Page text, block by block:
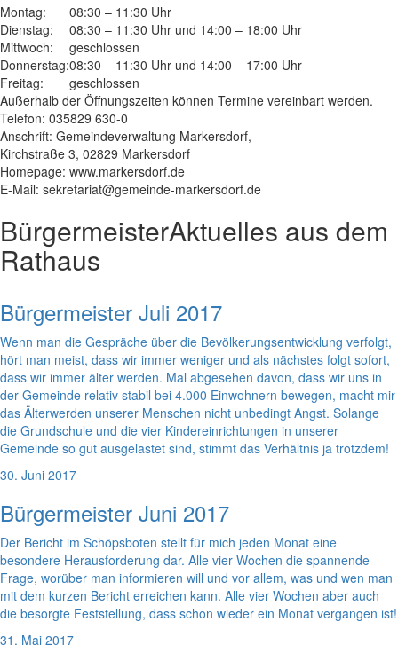
Montag:
08:30 – 11:30 Uhr
Dienstag:
08:30 – 11:30 Uhr und 14:00 – 18:00 Uhr
Mittwoch:
geschlossen
Donnerstag:08:30 – 11:30 Uhr und 14:00 – 17:00 Uhr
Freitag:
geschlossen
Außerhalb der Öffnungszeiten können Termine vereinbart werden.
Telefon: 035829 630-0
Anschrift: Gemeindeverwaltung Markersdorf,
Kirchstraße 3, 02829 Markersdorf
Homepage: www.markersdorf.de
E-Mail: sekretariat@gemeinde-markersdorf.de
BürgermeisterAktuelles aus dem
Rathaus
Bürgermeister Juli 2017
Wenn man die Gespräche über die Bevölkerungsentwicklung verfolgt,
hört man meist, dass wir immer weniger und als nächstes folgt sofort,
dass wir immer älter werden. Mal abgesehen davon, dass wir uns in
der Gemeinde relativ stabil bei 4.000 Einwohnern bewegen, macht mir
das Älterwerden unserer Menschen nicht unbedingt Angst. Solange
die Grundschule und die vier Kindereinrichtungen in unserer
Gemeinde so gut ausgelastet sind, stimmt das Verhältnis ja trotzdem!
30. Juni 2017
Bürgermeister Juni 2017
Der Bericht im Schöpsboten stellt für mich jeden Monat eine
besondere Herausforderung dar. Alle vier Wochen die spannende
Frage, worüber man informieren will und vor allem, was und wen man
mit dem kurzen Bericht erreichen kann. Alle vier Wochen aber auch
die besorgte Feststellung, dass schon wieder ein Monat vergangen ist!
31. Mai 2017